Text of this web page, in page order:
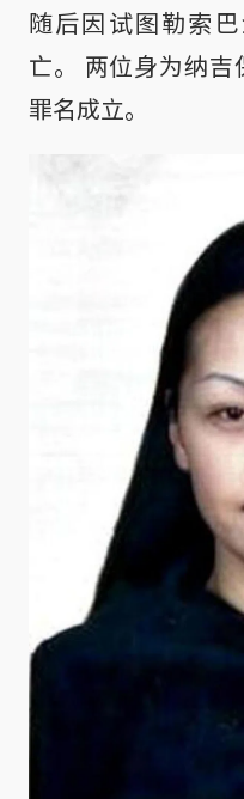
随后因试图勒索
亡。 两位身为纳
罪名成立。